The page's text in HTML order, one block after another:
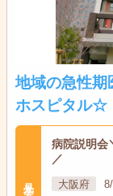
地域の急性期
ホスピタル☆
病院説明会
／
大阪府